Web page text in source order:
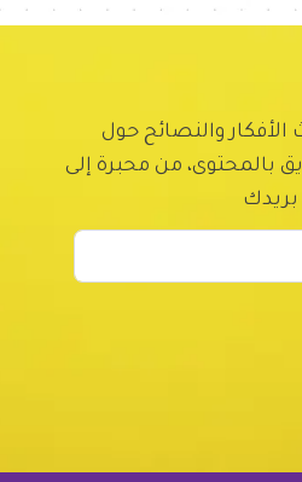
والنصائح حول
بالمحتوى، من محبرة إلى
بريدك